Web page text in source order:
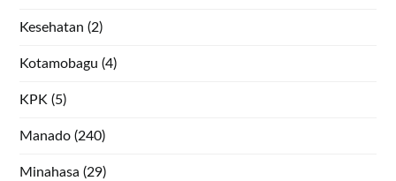
Kesehatan (2)
Kotamobagu (4)
KPK (5)
Manado (240)
Minahasa (29)